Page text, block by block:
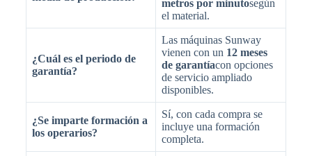
metros por minutosegún
el material.
¿Cuál es el periodo de
garantía?
Las máquinas Sunway
vienen con un 12 meses
de garantíacon opciones
de servicio ampliado
disponibles.
¿Se imparte formación a
los operarios?
Sí, con cada compra se
incluye una formación
completa.